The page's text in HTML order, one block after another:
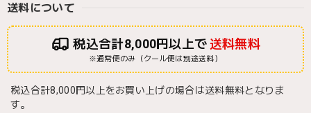
送料について
税込合計8,000円以上で送料無料
※通常便のみ（クール便は別途送料）
税込合計8,000円以上をお買い上げの場合は送料無料となりま
す。